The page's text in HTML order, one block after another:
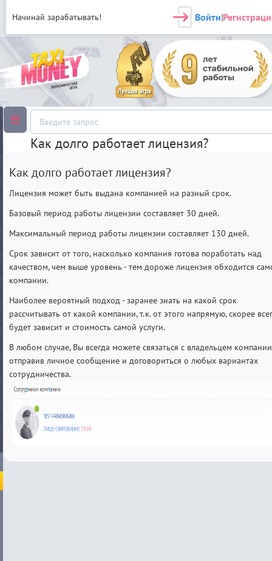
Начинай зарабатывать! Войти|
Как долго работает лицензия?
Как долго работает лицензия?
Лицензия может быть выдана компанией на разный срок.
Базовый период работы лицензии составляет 30 дней.
Максимальный период работы лицензии составляет 130 дней.
Срок зависит от того, насколько компания готова поработать над
качеством, чем выше уровень - тем дороже лицензия обходится
компании.
Наиболее вероятный подход - заранее знать на какой срок
расcчитывать от какой компании, т.к. от этого напрямую, скорее
будет зависит и стоимость самой услуги.
В любом случае, Вы всегда можете связаться с владельцем
отправив личное сообщение и договориться о любых вариантах
сотрудничества.